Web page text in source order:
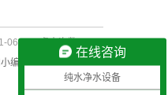
编将为大家分析如何
06-19 点击次数：344
在线咨询
纯水净水设备